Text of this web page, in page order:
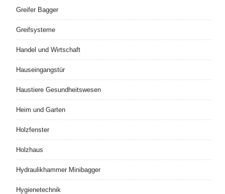
Greifer Bagger
Greifsysteme
Handel und Wirtschaft
Hauseingangstür
Haustiere Gesundheitswesen
Heim und Garten
Holzfenster
Holzhaus
Hydraulikhammer Minibagger
Hygienetechnik